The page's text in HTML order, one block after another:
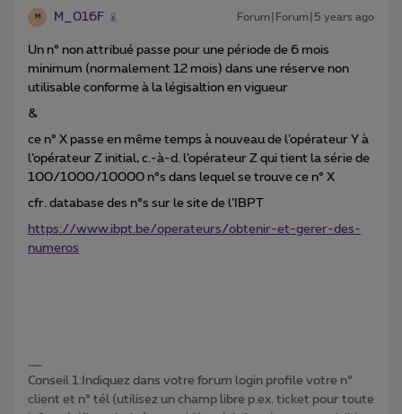
M M_016F Forum|Forum|5 years ago
Un n° non attribué passe pour une période de 6 mois
minimum (normalement 12 mois) dans une réserve non
utilisable conforme à la légisaltion en vigueur
&
ce n° X passe en même temps à nouveau de l’opérateur Y à
l’opérateur Z initial, c.-à-d. l’opérateur Z qui tient la série de
100/1000/10000 n°s dans lequel se trouve ce n° X
cfr. database des n°s sur le site de l’IBPT
https://www.ibpt.be/operateurs/obtenir-et-gerer-des-
numeros
Conseil 1:Indiquez dans votre forum login profile votre n°
client et n° tél (utilisez un champ libre p.ex. ticket pour toute